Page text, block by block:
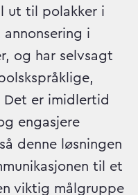
ut til polakker i
i
og har selvsagt
Det er imidlertid
engasjere
denne løsningen
til et
viktig målgruppe